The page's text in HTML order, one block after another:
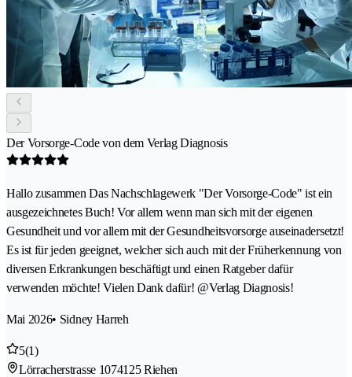
Der Vorsorge-Code von dem Verlag Diagnosis
Hallo zusammen Das Nachschlagewerk "Der Vorsorge-Code" ist ein
ausgezeichnetes Buch! Vor allem wenn man sich mit der eigenen
Gesundheit und vor allem mit der Gesundheitsvorsorge auseinadersetzt!
Es ist für jeden geeignet, welcher sich auch mit der Früherkennung von
diversen Erkrankungen beschäftigt und einen Ratgeber dafür
verwenden möchte! Vielen Dank dafür! @Verlag Diagnosis!
Mai 2026• Sidney Harreh
5(1)
Lörracherstrasse 1074125 Riehen